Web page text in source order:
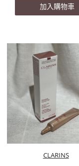
加入購物車
CLARINS